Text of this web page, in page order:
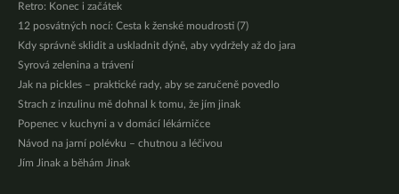
Retro: Konec i začátek
12 posvátných nocí: Cesta k ženské moudrosti (7)
Kdy správně sklidit a uskladnit dýně, aby vydržely až do jara
Syrová zelenina a trávení
Jak na pickles – praktické rady, aby se zaručeně povedlo
Strach z inzulinu mě dohnal k tomu, že jím jinak
Popenec v kuchyni a v domácí lékárničce
Návod na jarní polévku – chutnou a léčivou
Jím Jinak a běhám Jinak